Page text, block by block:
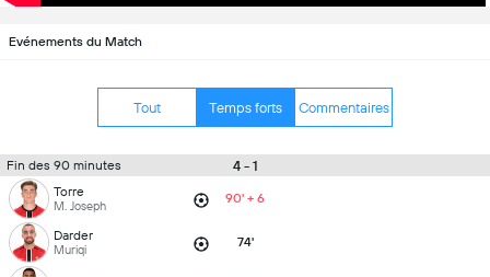
Evénements du Match
Tout Temps forts Commentaires
Fin des 90 minutes 4 - 1
Torre
M. Joseph 90' + 6
Darder
Muriqi 74'